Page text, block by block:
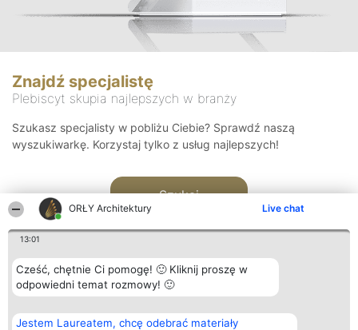
ORŁY Architektury Live chat
13:01
Cześć, chętnie Ci pomogę! 🙂 Kliknij proszę w
odpowiedni temat rozmowy! 🙂
Jestem Laureatem, chcę odebrać materiały
Znajdź specjalistę
Plebiscyt skupia najlepszych w branży
Szukasz specjalisty w pobliżu Ciebie? Sprawdź naszą
wyszukiwarkę. Korzystaj tylko z usług najlepszych!
Szukaj
Organizator plebiscytu
Bright Side Solutions sp. z o.
Plebiscyt
Laureaci
Kontakt
Kontakt